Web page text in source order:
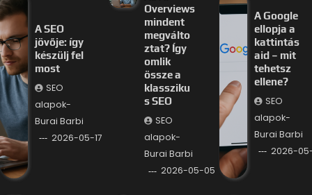
A SEO
jövője: így
készülj fel
most
SEO
alapok-
Burai Barbi
2026-05-17
Overviews
mindent
megválto
ztat? Így
omlik
össze a
klassziku
s SEO
SEO
alapok-
Burai Barbi
2026-05-05
A Google
ellopja a
kattintás
aid – mit
tehetsz
ellene?
SEO
alapok-
Burai Barbi
2026-